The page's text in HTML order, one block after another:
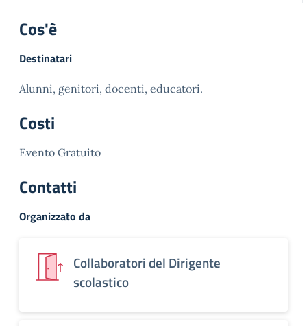
Cos'è
Destinatari
Alunni, genitori, docenti, educatori.
Costi
Evento Gratuito
Contatti
Organizzato da
Collaboratori del Dirigente
scolastico